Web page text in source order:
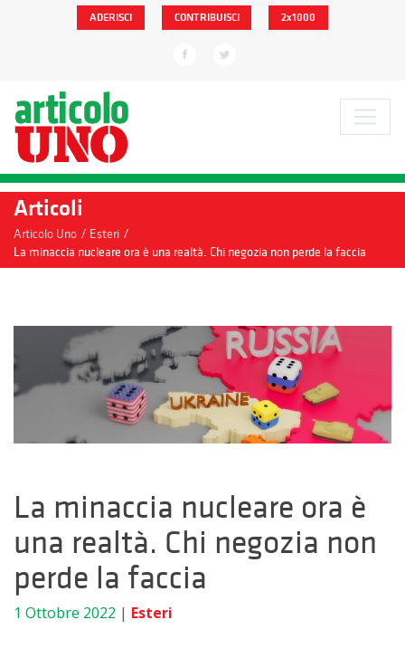
ADERISCI CONTRIBUISCI 2x1000
Articoli
Articolo Uno / Esteri /
La minaccia nucleare ora è una realtà. Chi negozia non perde la faccia
La minaccia nucleare ora è
una realtà. Chi negozia non
perde la faccia
1 Ottobre 2022 | Esteri